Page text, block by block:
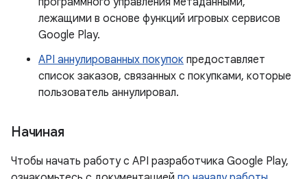
лежащими в основе функций игровых сервисов
Google Play.
API аннулированных покупок предоставляет
список заказов, связанных с покупками, которые
пользователь аннулировал.
Начиная
Чтобы начать работу с API разработчика Google Play,